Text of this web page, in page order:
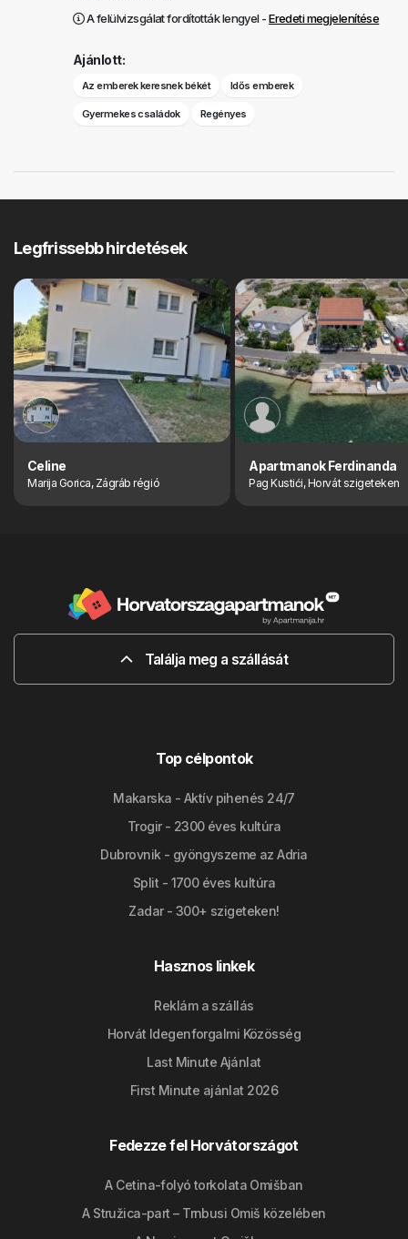
A felülvizsgálat fordították lengyel -Eredeti megjelenítése
Ajánlott:
Az emberek keresnek békét Idős emberek
Gyermekes családok Regényes
Legfrissebb hirdetések
Celine
Marija Gorica, Zágráb régió
Apartmanok Ferdinanda
Pag Kustići, Horvát szigeteken
Találja meg a szállását
Top célpontok
Makarska - Aktív pihenés 24/7
Trogir - 2300 éves kultúra
Dubrovnik - gyöngyszeme az Adria
Split - 1700 éves kultúra
Zadar - 300+ szigeteken!
Hasznos linkek
Reklám a szállás
Horvát Idegenforgalmi Közösség
Last Minute Ajánlat
First Minute ajánlat 2026
Fedezze fel Horvátországot
A Cetina-folyó torkolata Omišban
A Stružica-part – Trnbusi Omiš közelében